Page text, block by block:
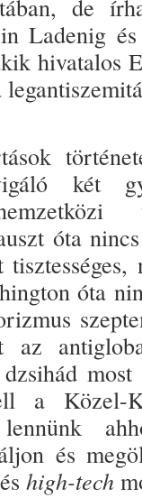
de
Ladenig
hivatalos
két
óta
óta
az
a Közel-
és
high-tech